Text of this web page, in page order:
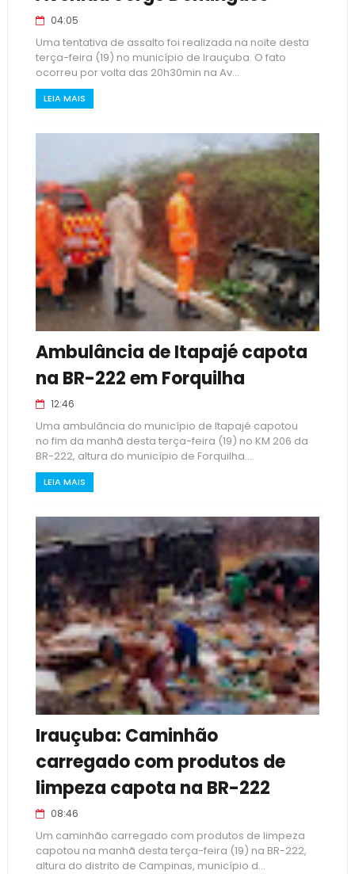
04:05
Uma tentativa de assalto foi realizada na noite desta
terça-feira (19) no município de Irauçuba. O fato
ocorreu por volta das 20h30min na Av...
LEIA MAIS
Ambulância de Itapajé capota
na BR-222 em Forquilha
12:46
Uma ambulância do município de Itapajé capotou
no fim da manhã desta terça-feira (19) no KM 206 da
BR-222, altura do município de Forquilha....
LEIA MAIS
Irauçuba: Caminhão
carregado com produtos de
limpeza capota na BR-222
08:46
Um caminhão carregado com produtos de limpeza
capotou na manhã desta terça-feira (19) na BR-222,
altura do distrito de Campinas, município d...